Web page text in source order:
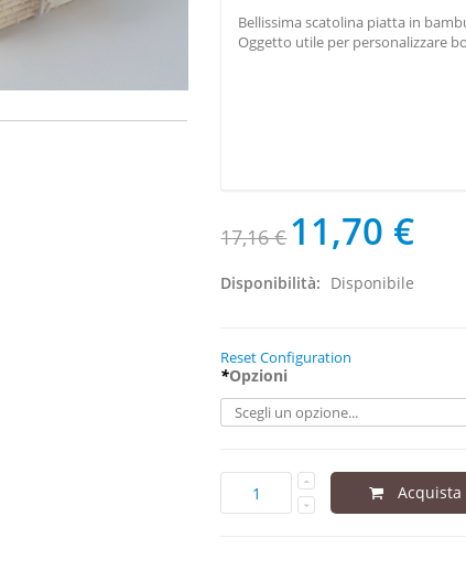
Bellissima scatolina piatta in
Oggetto utile per personalizzare
17,16 €11,70 €
Disponibilità: Disponibile
Reset Configuration
*Opzioni
Acquista